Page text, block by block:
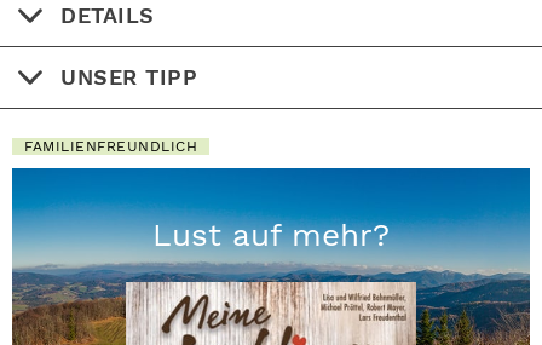
DETAILS
UNSER TIPP
FAMILIENFREUNDLICH
Lust auf mehr?